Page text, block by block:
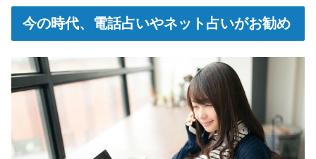
今の時代、電話占いやネット占いがお勧め